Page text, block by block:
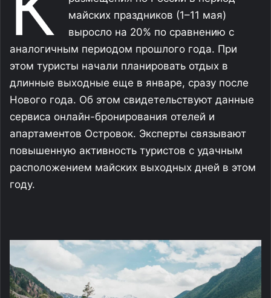
майских праздников (1–11 мая)
выросло на 20% по сравнению с
аналогичным периодом прошлого года. При
этом туристы начали планировать отдых в
длинные выходные еще в январе, сразу после
Нового года. Об этом свидетельствуют данные
сервиса онлайн-бронирования отелей и
апартаментов Островок. Эксперты связывают
повышенную активность туристов с удачным
расположением майских выходных дней в этом
году.